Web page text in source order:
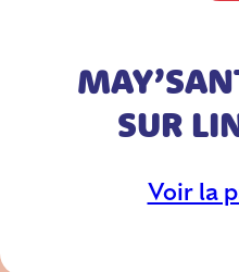
SUR
Voir la